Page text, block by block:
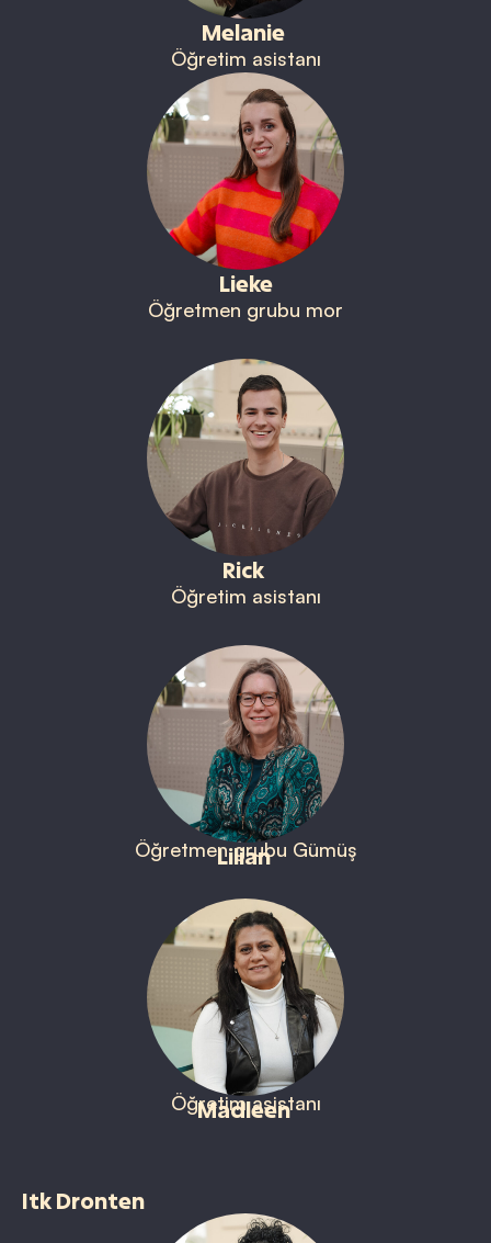
Melanie
Öğretim asistanı
Lieke
Öğretmen grubu mor
Rick
Öğretim asistanı
Lilian
Öğretmen grubu Gümüş
Madleen
Öğretim asistanı
Itk Dronten